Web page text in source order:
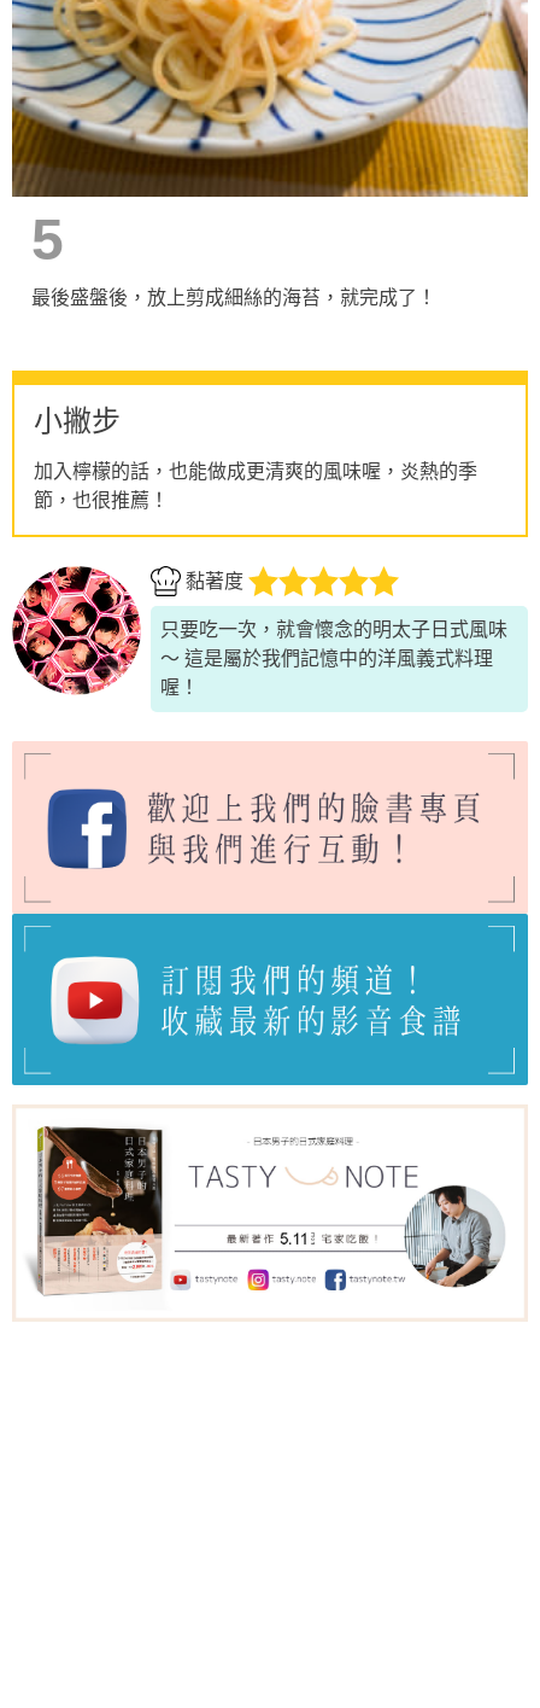
5
最後盛盤後，放上剪成細絲的海苔，就完成了！
小撇步
加入檸檬的話，也能做成更清爽的風味喔，炎熱的季
節，也很推薦！
黏著度
只要吃一次，就會懷念的明太子日式風味
～ 這是屬於我們記憶中的洋風義式料理
喔！